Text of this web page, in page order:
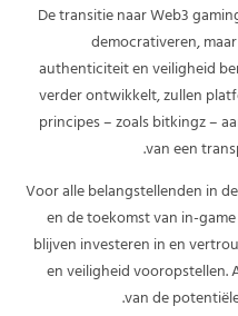
De transitie naar Web3
democrativeren,
authenticiteit en veiligheid
verder ontwikkelt, zullen
principes – zoals bitkingz –
van een
Voor alle belangstellenden in
en de toekomst van in-
blijven investeren in en
en veiligheid
van de